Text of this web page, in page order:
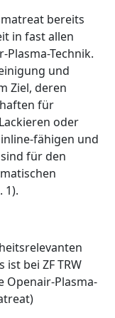
bereits
in fast allen
Technik.
und
Ziel, deren
für
oder
fähigen und
für den
1).
bei ZF TRW
Openair-Plasma-